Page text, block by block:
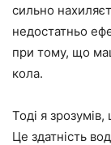
сильно
недостатньо
при тому, що
кола.
Тоді я
Це здатність